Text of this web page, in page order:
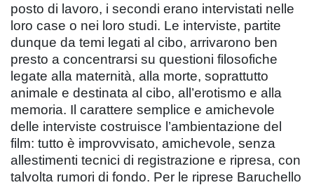
posto di lavoro, i secondi erano intervistati nelle
loro case o nei loro studi. Le interviste, partite
dunque da temi legati al cibo, arrivarono ben
presto a concentrarsi su questioni filosofiche
legate alla maternità, alla morte, soprattutto
animale e destinata al cibo, all’erotismo e alla
memoria. Il carattere semplice e amichevole
delle interviste costruisce l’ambientazione del
film: tutto è improvvisato, amichevole, senza
allestimenti tecnici di registrazione e ripresa, con
talvolta rumori di fondo. Per le riprese Baruchello